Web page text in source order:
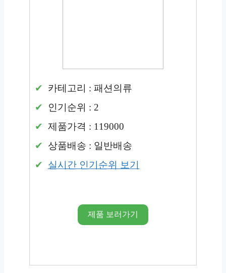
카테고리 : 패션의류
인기순위 : 2
제품가격 : 119000
상품배송 : 일반배송
실시간 인기순위 보기
제품 보러가기